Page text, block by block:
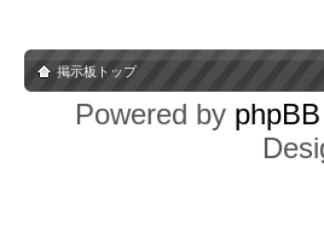
掲示板トップ
Powered by phpBB